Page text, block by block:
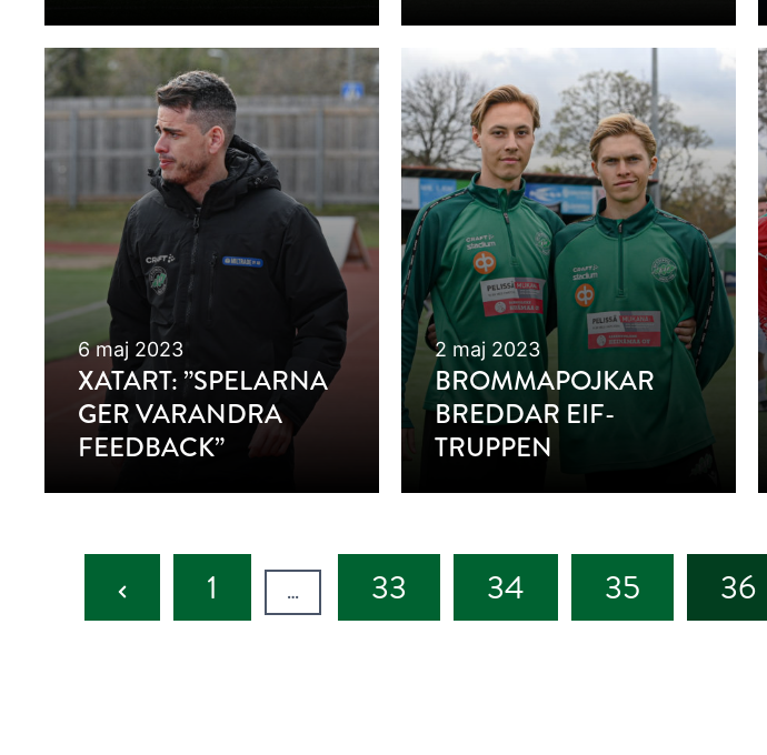
XATART: ”SPELARNA
GER VARANDRA
FEEDBACK”
6 maj 2023
BROMMAPOJKAR
BREDDAR EIF-
TRUPPEN
2 maj 2023
Previous
Page
1 … 33 34 35 36